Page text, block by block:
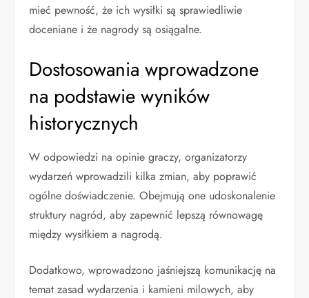
mieć pewność, że ich wysiłki są sprawiedliwie
doceniane i że nagrody są osiągalne.
Dostosowania wprowadzone
na podstawie wyników
historycznych
W odpowiedzi na opinie graczy, organizatorzy
wydarzeń wprowadzili kilka zmian, aby poprawić
ogólne doświadczenie. Obejmują one udoskonalenie
struktury nagród, aby zapewnić lepszą równowagę
między wysiłkiem a nagrodą.
Dodatkowo, wprowadzono jaśniejszą komunikację na
temat zasad wydarzenia i kamieni milowych, aby